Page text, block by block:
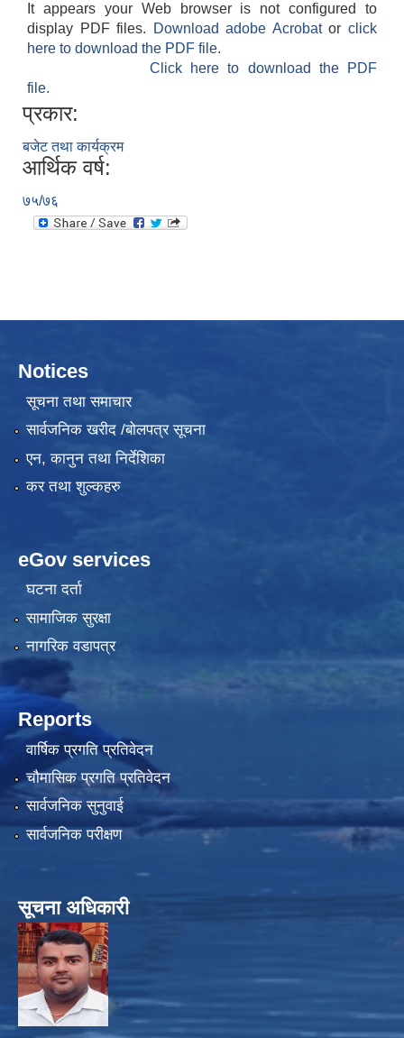
It appears your Web browser is not configured to
display PDF files.
Download adobe Acrobatorclick
here to download the PDF file.
Click here to download the PDF
file.
प्रकार:
बजेट तथा कार्यक्रम
आर्थिक वर्ष:
७५/७६
Notices
सूचना तथा समाचार
सार्वजनिक खरीद /बोलपत्र सूचना
एन, कानुन तथा निर्देशिका
कर तथा शुल्कहरु
eGov services
घटना दर्ता
सामाजिक सुरक्षा
नागरिक वडापत्र
Reports
वार्षिक प्रगति प्रतिवेदन
चौमासिक प्रगति प्रतिवेदन
सार्वजनिक सुनुवाई
सार्वजनिक परीक्षण
सूचना अधिकारी